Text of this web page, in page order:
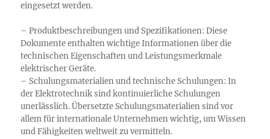
eingesetzt werden.
– Produktbeschreibungen und Spezifikationen: Diese
Dokumente enthalten wichtige Informationen über die
technischen Eigenschaften und Leistungsmerkmale
elektrischer Geräte.
– Schulungsmaterialien und technische Schulungen: In
der Elektrotechnik sind kontinuierliche Schulungen
unerlässlich. Übersetzte Schulungsmaterialien sind vor
allem für internationale Unternehmen wichtig, um Wissen
und Fähigkeiten weltweit zu vermitteln.